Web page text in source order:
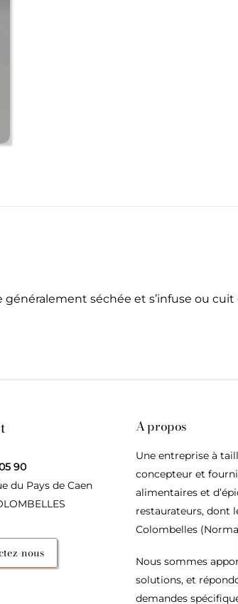
séchée et s’infuse ou
90
du Pays de Caen
nous
A propos
Une entreprise à
concepteur et
alimentaires et
restaurateurs, dont
Colombelles
Nous sommes
solutions, et
demandes